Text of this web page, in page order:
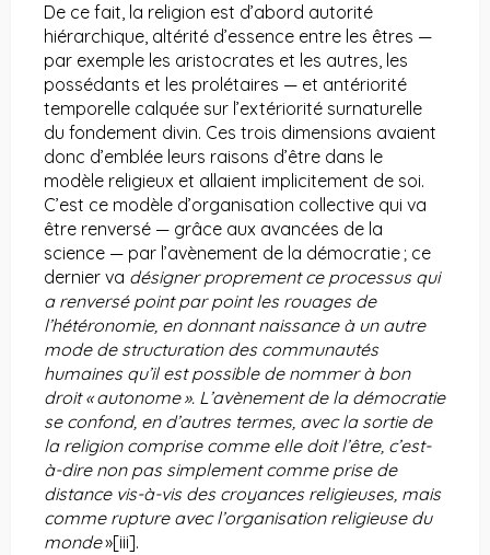
De ce fait, la religion est d’abord autorité
hiérarchique, altérité d’essence entre les êtres —
par exemple les aristocrates et les autres, les
possédants et les prolétaires — et antériorité
temporelle calquée sur l’extériorité surnaturelle
du fondement divin. Ces trois dimensions avaient
donc d’emblée leurs raisons d’être dans le
modèle religieux et allaient implicitement de soi.
C’est ce modèle d’organisation collective qui va
être renversé — grâce aux avancées de la
science — par l’avènement de la démocratie ; ce
dernier va désigner proprement ce processus qui
a renversé point par point les rouages de
l’hétéronomie, en donnant naissance à un autre
mode de structuration des communautés
humaines qu’il est possible de nommer à bon
droit « autonome ». L’avènement de la démocratie
se confond, en d’autres termes, avec la sortie de
la religion comprise comme elle doit l’être, c’est-
à-dire non pas simplement comme prise de
distance vis-à-vis des croyances religieuses, mais
comme rupture avec l’organisation religieuse du
monde»[iii].